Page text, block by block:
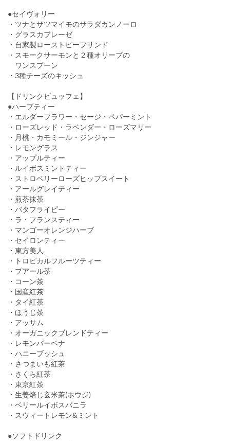
●セイヴォリー
・ツナとサツマイモのサラダカンノーロ
・グラスカプレーゼ
・自家製ローストビーフサンド
・スモークサーモンと２種オリーブの
ワンスプーン
・3種チーズのキッシュ
【ドリンクビュッフェ】
●ハーブティー
・エルダーフラワー・セージ・ペパーミント
・ローズレッド・ラベンダー・ローズマリー
・月桃・カモミール・ジンジャー
・レモングラス
・アップルティー
・ルイボスミントティー
・ストロベリーローズヒップスイート
・アールグレイティー
・煎茶抹茶
・バタフライピー
・ラ・フランスティー
・マンゴーオレンジハーブ
・セイロンティー
・東方美人
・トロピカルフルーツティー
・プアール茶
・コーン茶
・国産紅茶
・タイ紅茶
・ほうじ茶
・アッサム
・オーガニックブレンドティー
・レモンバーベナ
・ハニーブッシュ
・さつまいも紅茶
・さくら紅茶
・東京紅茶
・生姜焙じ玄米茶(ホウジ)
・ベリールイボスバニラ
・スウィートレモン&ミント
●ソフトドリンク